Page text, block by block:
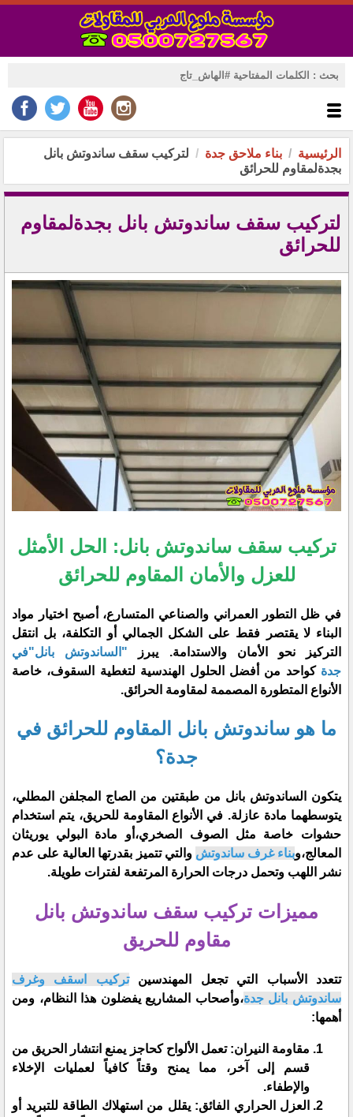
الرئيسية بناء ملاحق جدة
لتركيب سقف ساندوتش بانل
بجدةلمقاوم للحرائق
لتركيب سقف ساندوتش بانل بجدةلمقاوم
للحرائق
تركيب سقف ساندوتش بانل: الحل الأمثل
للعزل والأمان المقاوم للحرائق
​في ظل التطور العمراني والصناعي المتسارع، أصبح اختيار مواد
البناء لا يقتصر فقط على الشكل الجمالي أو التكلفة، بل انتقل
التركيز نحو الأمان والاستدامة. يبرز "الساندوتش بانل"في
جدةكواحد من أفضل الحلول الهندسية لتغطية السقوف، خاصة
الأنواع المتطورة المصممة لمقاومة الحرائق.
​ما هو ساندوتش بانل المقاوم للحرائق في
جدة؟
​يتكون الساندوتش بانل من طبقتين من الصاج المجلفن المطلي،
يتوسطهما مادة عازلة. في الأنواع المقاومة للحريق، يتم استخدام
حشوات خاصة مثل الصوف الصخري،أو مادة البولي يوريثان
المعالج،وبناء غرف ساندوتش والتي تتميز بقدرتها العالية على عدم
نشر اللهب وتحمل درجات الحرارة المرتفعة لفترات طويلة.
​مميزات تركيب سقف ساندوتش بانل
مقاوم للحريق
​تتعدد الأسباب التي تجعل المهندسينتركيب اسقف وغرف
ساندوتش بانل جدة،وأصحاب المشاريع يفضلون هذا النظام، ومن
أهمها:
​مقاومة النيران: تعمل الألواح كحاجز يمنع انتشار الحريق من
قسم إلى آخر، مما يمنح وقتاً كافياً لعمليات الإخلاء
والإطفاء.
​العزل الحراري الفائق: يقلل من استهلاك الطاقة للتبريد أو